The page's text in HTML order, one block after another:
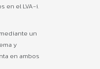
en el LVA-i.
un
y
en ambos